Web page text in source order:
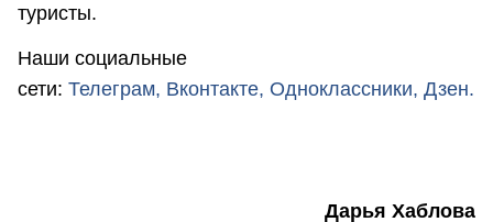
туристы.
Наши социальные
сети: Телеграм, Вконтакте, Одноклассники, Дзен.
Дарья Хаблова